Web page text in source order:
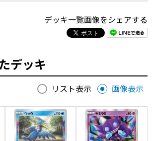
デッキ一覧画像をシェアする
デッキ
リスト表示 画像表示